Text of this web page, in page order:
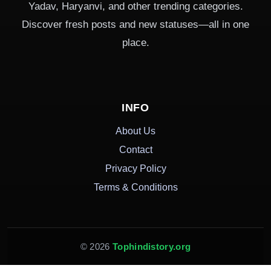
Yadav, Haryanvi, and other trending categories.
Discover fresh posts and new statuses—all in one
place.
INFO
About Us
Contact
Privacy Policy
Terms & Conditions
© 2026 Tophindistory.org